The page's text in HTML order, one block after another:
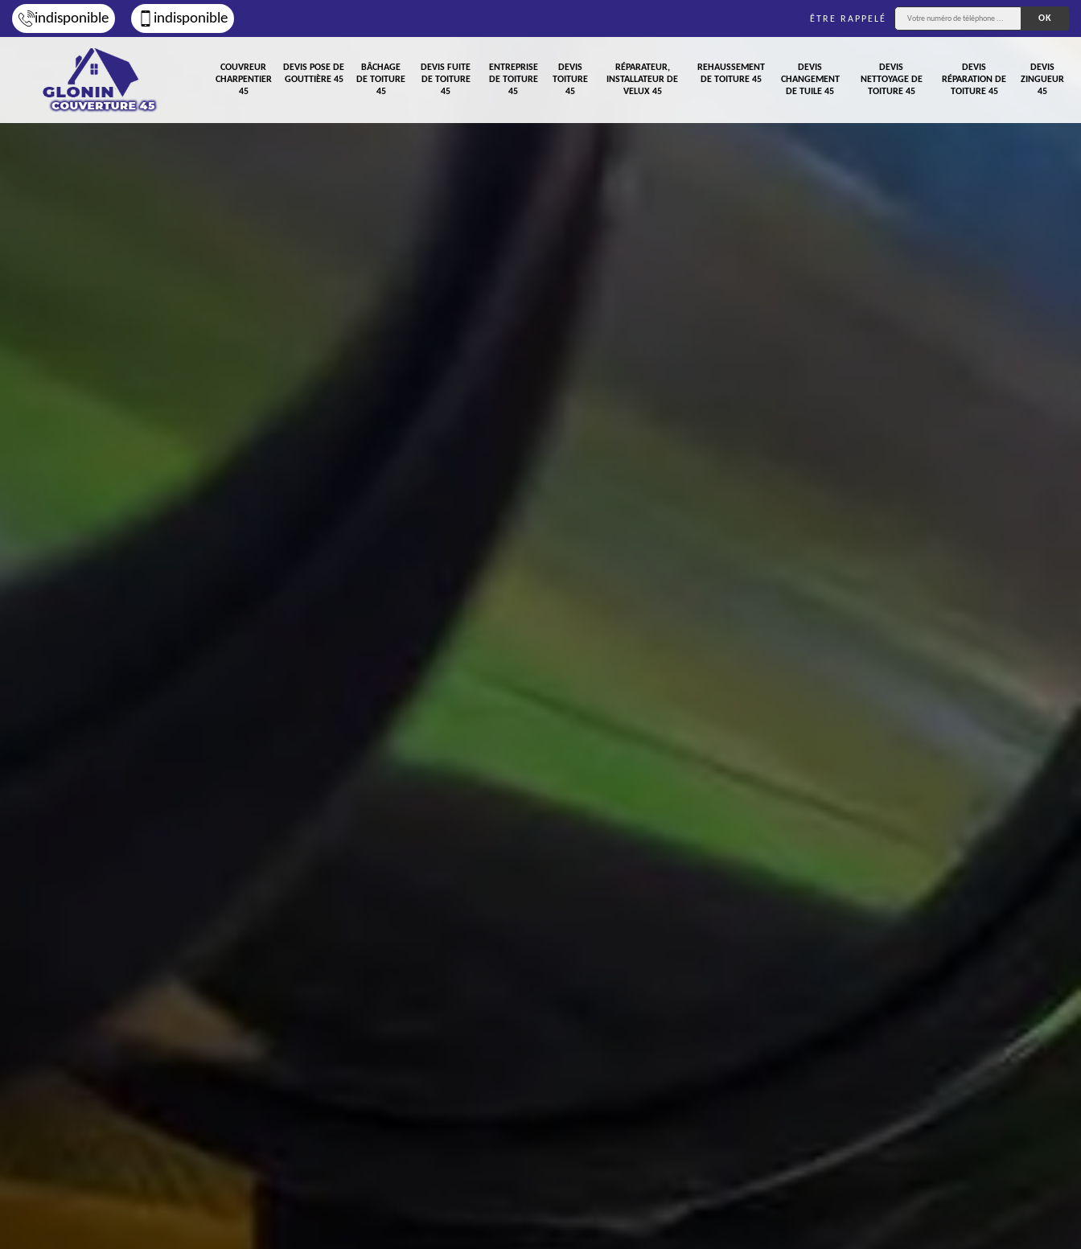
indisponible indisponible ÊTRE RAPPELÉ
COUVREUR
CHARPENTIER
45
DEVIS POSE DE
GOUTTIÈRE 45
BÂCHAGE
DE TOITURE
45
DEVIS FUITE
DE TOITURE
45
ENTREPRISE
DE TOITURE
45
DEVIS
TOITURE
45
RÉPARATEUR,
INSTALLATEUR DE
VELUX 45
REHAUSSEMENT
DE TOITURE 45
DEVIS
CHANGEMENT
DE TUILE 45
DEVIS
NETTOYAGE DE
TOITURE 45
DEVIS
RÉPARATION DE
TOITURE 45
DEVIS
ZINGUEUR
45